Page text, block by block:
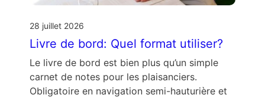
28 juillet 2026
Livre de bord: Quel format utiliser?
Le livre de bord est bien plus qu’un simple
carnet de notes pour les plaisanciers.
Obligatoire en navigation semi-hauturière et